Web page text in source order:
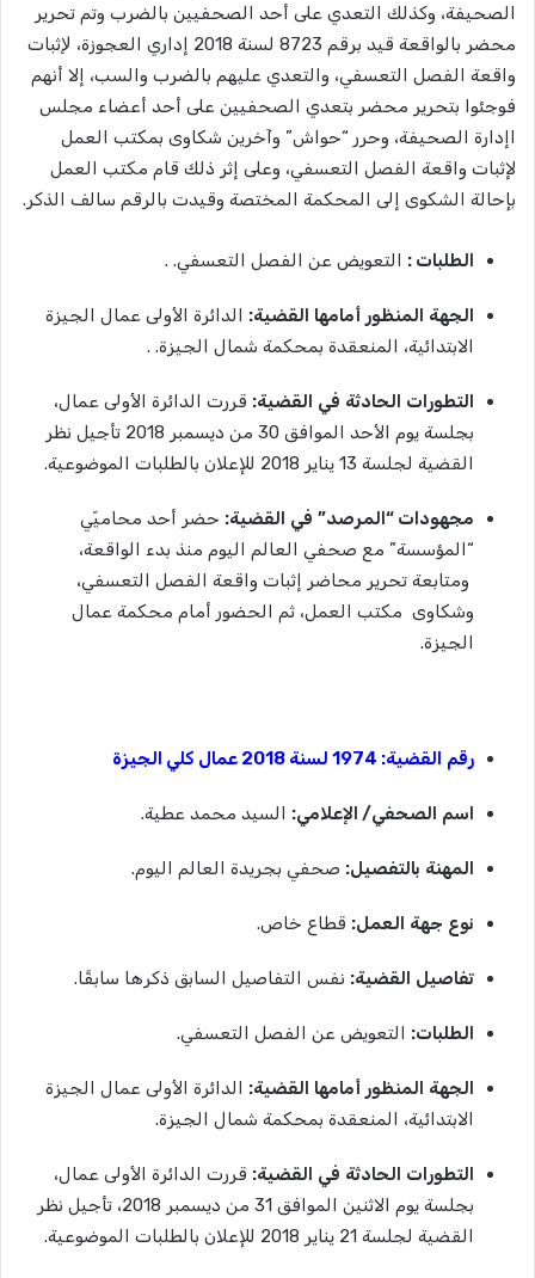
الصحيفة، وكذلك التعدي على أحد الصحفيين بالضرب وتم تحرير
محضر بالواقعة قيد برقم 8723 لسنة 2018 إداري العجوزة، ﻹثبات
واقعة الفصل التعسفي، والتعدي عليهم بالضرب والسب، إلا أنهم
فوجئوا بتحرير محضر بتعدي الصحفيين على أحد أعضاء مجلس
اإدارة الصحيفة، وحرر “حواش” وآخرين شكاوى بمكتب العمل
لإثبات واقعة الفصل التعسفي، وعلى إثر ذلك قام مكتب العمل
بإحالة الشكوى إلى المحكمة المختصة وقيدت بالرقم سالف الذكر.
الطلبات : التعويض عن الفصل التعسفي. .
الجهة المنظور أمامها القضية: الدائرة الأولى عمال الجيزة
الابتدائية، المنعقدة بمحكمة شمال الجيزة. .
التطورات الحادثة في القضية: قررت الدائرة الأولى عمال،
بجلسة يوم الأحد الموافق 30 من ديسمبر 2018 تأجيل نظر
القضية لجلسة 13 يناير 2018 للإعلان بالطلبات الموضوعية.
مجهودات “المرصد” في القضية: حضر أحد محاميّي
“المؤسسة” مع صحفي العالم اليوم منذ بدء الواقعة،
ومتابعة تحرير محاضر إثبات واقعة الفصل التعسفي،
وشكاوى مكتب العمل، ثم الحضور أمام محكمة عمال
الجيزة.
رقم القضية: 1974 لسنة عمال كلي الجيزة
اسم الصحفي/ الإعلامي: السيد محمد عطية.
المهنة بالتفصيل: صحفي بجريدة العالم اليوم.
نوع جهة العمل: قطاع خاص.
تفاصيل القضية: نفس التفاصيل السابق ذكرها سابقًا.
الطلبات: التعويض عن الفصل التعسفي.
الجهة المنظور أمامها القضية: الدائرة الأولى عمال الجيزة
الابتدائية، المنعقدة بمحكمة شمال الجيزة.
التطورات الحادثة في القضية: قررت الدائرة الأولى عمال،
بجلسة يوم الاثنين الموافق 31 من ديسمبر 2018، تأجيل نظر
القضية لجلسة 21 يناير 2018 للإعلان بالطلبات الموضوعية.